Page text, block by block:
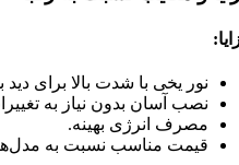
:
نور یخی با شدت بالا برای
نصب آسان بدون نیاز به
مصرف انرژی بهینه.
قیمت مناسب نسبت به